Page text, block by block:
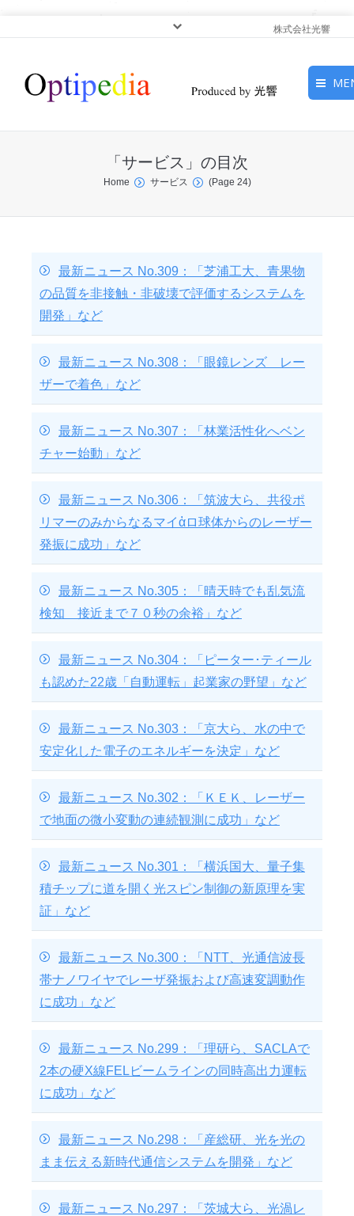
株式会社光響
ピックアップ
ン
「サービス 」の目次
Home サービス (Page 24)
最新ニュース No.309：「芝浦工大、青果物
の品質を非接触・非破壊で評価するシステムを
開発」など
最新ニュース No.308：「眼鏡レンズ レー
ザーで着色」など
最新ニュース No.307：「林業活性化へベン
チャー始動」など
最新ニュース No.306：「筑波大ら、共役ポ
リマーのみからなるマイἁロ球体からのレーザー
発振に成功」など
最新ニュース No.305：「晴天時でも乱気流
検知 接近まで７０秒の余裕」など
最新ニュース No.304：「ピーター･ティール
も認めた22歳「自動運転」起業家の野望」など
最新ニュース No.303：「京大ら、水の中で
安定化した電子のエネルギーを決定」など
最新ニュース No.302：「ＫＥＫ、レーザー
で地面の微小変動の連続観測に成功」など
最新ニュース No.301：「横浜国大、量子集
積チップに道を開く光スピン制御の新原理を実
証」など
最新ニュース No.300：「NTT、光通信波長
帯ナノワイヤでレーザ発振および高速変調動作
に成功」など
最新ニュース No.299：「理研ら、SACLAで
2本の硬X線FELビームラインの同時高出力運転
に成功」など
最新ニュース No.298：「産総研、光を光の
まま伝える新時代通信システムを開発」など
最新ニュース No.297：「茨城大ら、光渦レ